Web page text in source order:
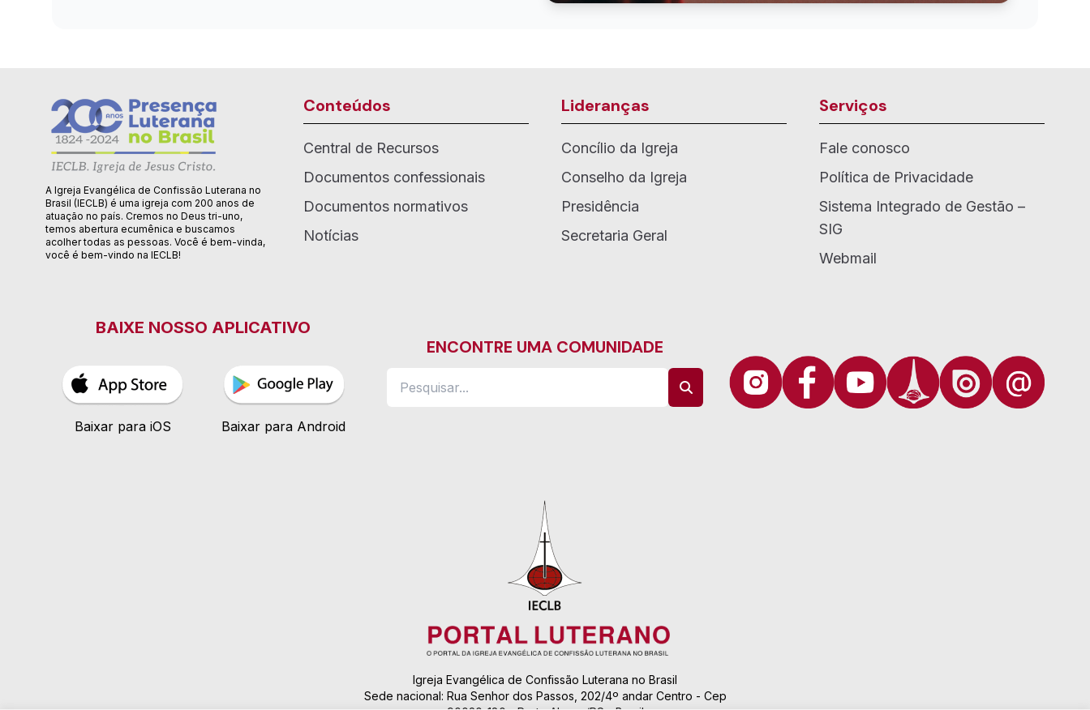
A Igreja Evangélica de Confissão Luterana no
Brasil (IECLB) é uma igreja com 200 anos de
atuação no país. Cremos no Deus tri-uno,
temos abertura ecumênica e buscamos
acolher todas as pessoas. Você é bem-vinda,
você é bem-vindo na IECLB!
Conteúdos
Central de Recursos
Documentos confessionais
Documentos normativos
Notícias
Lideranças
Concílio da Igreja
Conselho da Igreja
Presidência
Secretaria Geral
Serviços
Fale conosco
Política de Privacidade
Sistema Integrado de Gestão –
SIG
Webmail
BAIXE NOSSO APLICATIVO
Baixar para iOS Baixar para Android
ENCONTRE UMA COMUNIDADE
Igreja Evangélica de Confissão Luterana no Brasil
Sede nacional: Rua Senhor dos Passos, 202/4º andar Centro - Cep